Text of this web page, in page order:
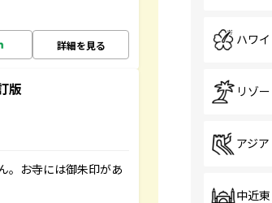
詳細を見る
版
。お寺には御朱印があ
ハワイ
リゾー
アジア
中近東